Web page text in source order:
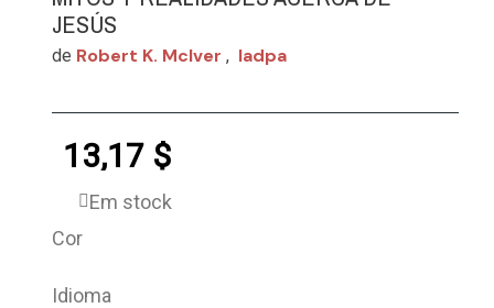
JESÚS
de Robert K. Mclver , Iadpa
13,17 $
Em stock
Cor
Idioma